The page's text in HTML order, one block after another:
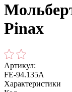
Pinax
Артикул:
FE-94.135A
Характеристики